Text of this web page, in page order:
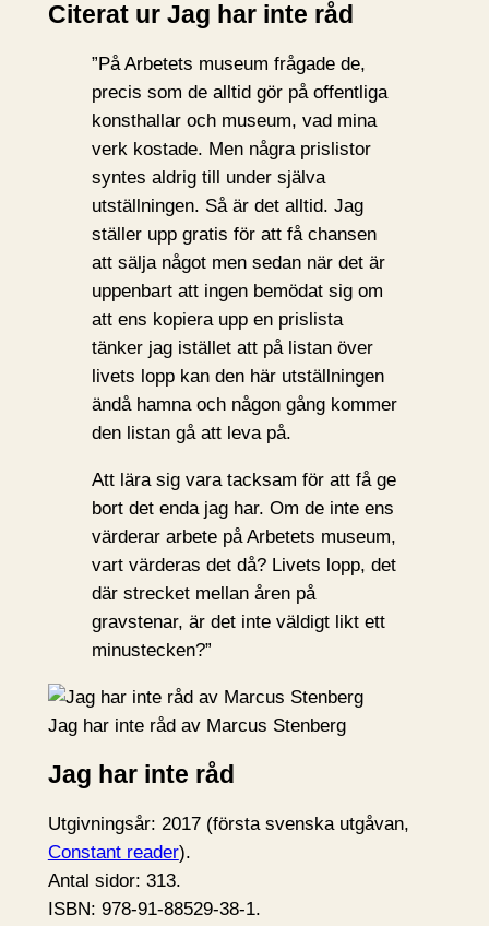
Citerat ur Jag har inte råd
”På Arbetets museum frågade de,
precis som de alltid gör på offentliga
konsthallar och museum, vad mina
verk kostade. Men några prislistor
syntes aldrig till under själva
utställningen. Så är det alltid. Jag
ställer upp gratis för att få chansen
att sälja något men sedan när det är
uppenbart att ingen bemödat sig om
att ens kopiera upp en prislista
tänker jag istället att på listan över
livets lopp kan den här utställningen
ändå hamna och någon gång kommer
den listan gå att leva på.
Att lära sig vara tacksam för att få ge
bort det enda jag har. Om de inte ens
värderar arbete på Arbetets museum,
vart värderas det då? Livets lopp, det
där strecket mellan åren på
gravstenar, är det inte väldigt likt ett
minustecken?”
Jag har inte råd av Marcus Stenberg
Jag har inte råd
Utgivningsår: 2017 (första svenska utgåvan,
Constant reader).
Antal sidor: 313.
ISBN: 978-91-88529-38-1.